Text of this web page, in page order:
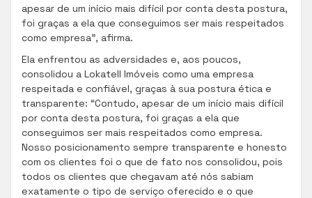
apesar de um início mais difícil por conta desta postura,
foi graças a ela que conseguimos ser mais respeitados
como empresa”, afirma.
Ela enfrentou as adversidades e, aos poucos,
consolidou a Lokatell Imóveis como uma empresa
respeitada e confiável, graças à sua postura ética e
transparente: “Contudo, apesar de um início mais difícil
por conta desta postura, foi graças a ela que
conseguimos ser mais respeitados como empresa.
Nosso posicionamento sempre transparente e honesto
com os clientes foi o que de fato nos consolidou, pois
todos os clientes que chegavam até nós sabiam
exatamente o tipo de serviço oferecido e o que